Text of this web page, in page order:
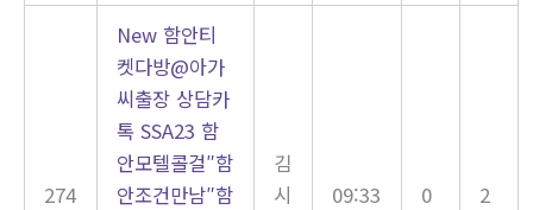
274
New 함안티
켓다방@아가
씨출장 상담카
톡 SSA23 함
안모텔콜걸″함
안조건만남″함
김
시
09:33 0 2